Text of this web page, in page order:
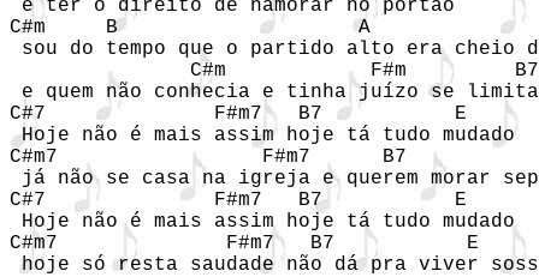
e ter o direito de namorar no portão
C#m     B                    A
sou do tempo que o partido alto era cheio
C#m            F#m
e quem não conhecia e tinha juízo se
C#7              F#m7   B7           E
Hoje não é mais assim hoje tá tudo mudado
C#m7                 F#m7      B7
já não se casa na igreja e querem morar
C#7              F#m7   B7           E
Hoje não é mais assim hoje tá tudo mudado
C#m7              F#m7   B7           E
hoje só resta saudade não dá pra viver